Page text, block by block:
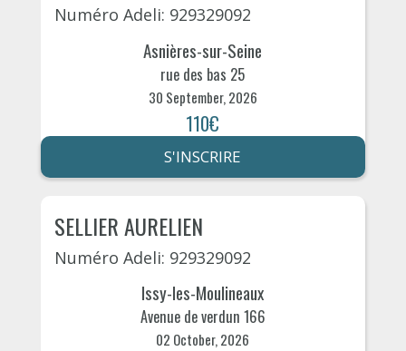
Numéro Adeli: 929329092
Asnières-sur-Seine
rue des bas 25
30 September, 2026
110€
S'INSCRIRE
SELLIER AURELIEN
Numéro Adeli: 929329092
Issy-les-Moulineaux
Avenue de verdun 166
02 October, 2026